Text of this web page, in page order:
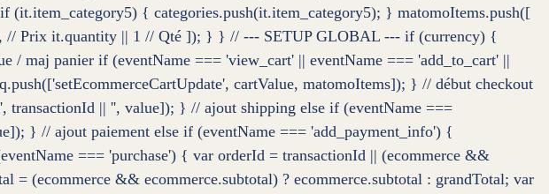
{ categories.push(it.item_category5); } matomoItems.push([
// Prix it.quantity || 1 // Qté ]); } } // --- SETUP GLOBAL --- if (currency) {
maj panier if (eventName === 'view_cart' || eventName === 'add_to_cart' ||
cartValue, matomoItems]); } // début checkout
transactionId || '', value]); } // ajout shipping else if (eventName ===
} // ajout paiement else if (eventName === 'add_payment_info') {
=== 'purchase') { var orderId = transactionId || (ecommerce &&
= (ecommerce && ecommerce.subtotal) ? ecommerce.subtotal : grandTotal; var